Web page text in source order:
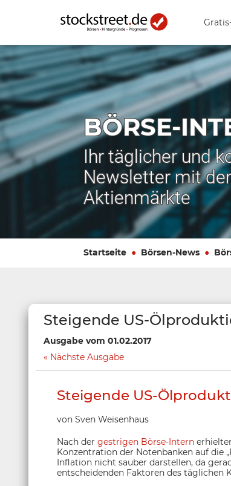
BÖRSE-
Ihr täglicher und
Newsletter mit
Aktienmärkte
Startseite Börsen-News
Steigende US-
Ausgabe vom 01.02.2017
Nächste Ausgabe
Steigende US-
von Sven Weisenhaus
Nach der gestrigen Börse-Intern
Konzentration der Notenbanken auf die
Inflation nicht sauber darstellen, da
entscheidenden Faktoren des täglichen